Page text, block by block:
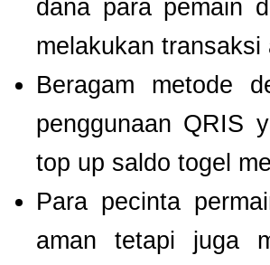
dana para pemain
melakukan
Beragam metode
penggunaan QRIS
top up saldo togel
Para pecinta
aman tetapi juga